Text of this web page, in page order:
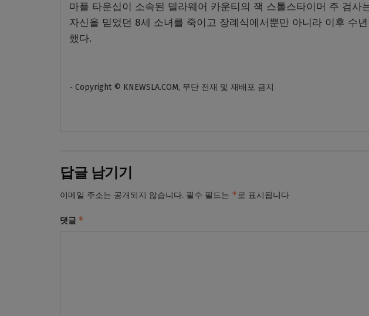
마플 타운십이 소속된 델라웨어 카운티의 잭 스톨스타이머 주 검사
자신을 믿었던 8세 소녀를 죽이고 장례식에서뿐만 아니라 이후 수
했다.
- Copyright © KNEWSLA.COM, 무단 전재 및 재배포 금지
답글 남기기
이메일 주소는 공개되지 않습니다. 필수 필드는 *로 표시됩니다
댓글 *